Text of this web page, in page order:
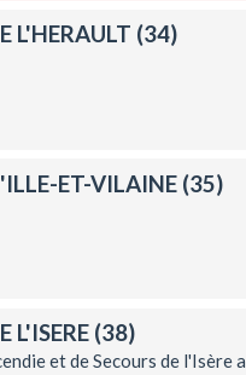
L'HERAULT (34)
ET-VILAINE (35)
L'ISERE (38)
et de Secours de l'Isère a